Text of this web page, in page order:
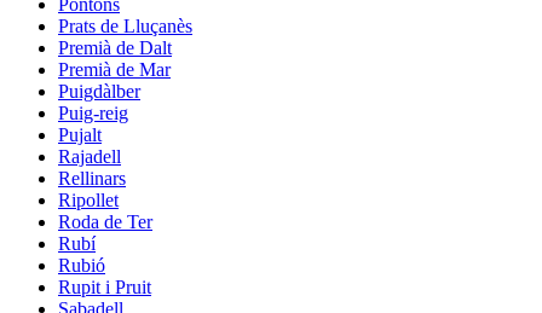
Prats de Lluçanès
Premià de Dalt
Premià de Mar
Puigdàlber
Puig-reig
Pujalt
Rajadell
Rellinars
Ripollet
Roda de Ter
Rubí
Rubió
Rupit i Pruit
Sabadell